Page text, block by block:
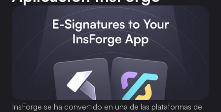
InsForge se ha convertido en una de las plataformas de